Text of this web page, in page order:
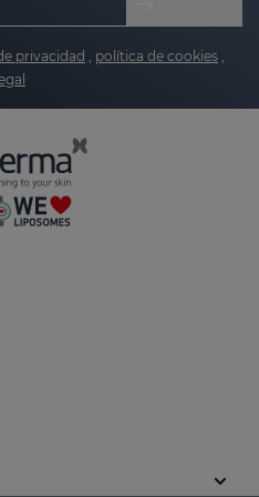
privacidad , política de cookies ,